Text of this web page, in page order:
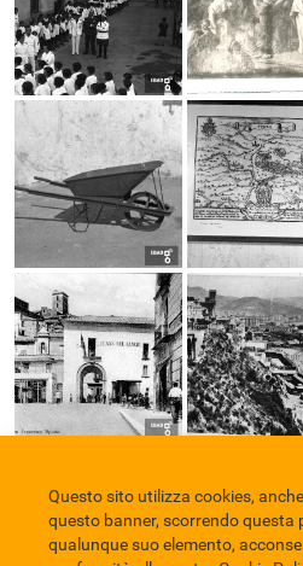
Comune di Eboli Servizio Bibliotecario
Credits
Questo sito utilizza cookies,
questo banner, scorrendo questa
qualunque suo elemento,